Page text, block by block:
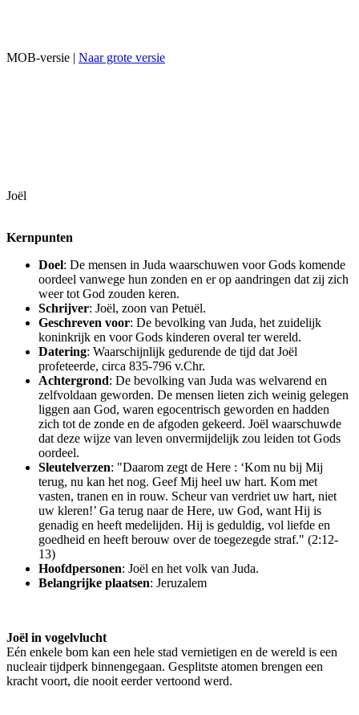
MOB-versie | Naar grote versie
Joël
Kernpunten
Doel: De mensen in Juda waarschuwen voor Gods komende
oordeel vanwege hun zonden en er op aandringen dat zij zich
weer tot God zouden keren.
Schrijver: Joël, zoon van Petuël.
Geschreven voor: De bevolking van Juda, het zuidelijk
koninkrijk en voor Gods kinderen overal ter wereld.
Datering: Waarschijnlijk gedurende de tijd dat Joël
profeteerde, circa 835-796 v.Chr.
Achtergrond: De bevolking van Juda was welvarend en
zelfvoldaan geworden. De mensen lieten zich weinig gelegen
liggen aan God, waren egocentrisch geworden en hadden
zich tot de zonde en de afgoden gekeerd. Joël waarschuwde
dat deze wijze van leven onvermijdelijk zou leiden tot Gods
oordeel.
Sleutelverzen: "Daarom zegt de Here : ‘Kom nu bij Mij
terug, nu kan het nog. Geef Mij heel uw hart. Kom met
vasten, tranen en in rouw. Scheur van verdriet uw hart, niet
uw kleren!’ Ga terug naar de Here, uw God, want Hij is
genadig en heeft medelijden. Hij is geduldig, vol liefde en
goedheid en heeft berouw over de toegezegde straf." (2:12-
13)
Hoofdpersonen: Joël en het volk van Juda.
Belangrijke plaatsen: Jeruzalem
Joël in vogelvlucht
Eén enkele bom kan een hele stad vernietigen en de wereld is een
nucleair tijdperk binnengegaan. Gesplitste atomen brengen een
kracht voort, die nooit eerder vertoond werd.